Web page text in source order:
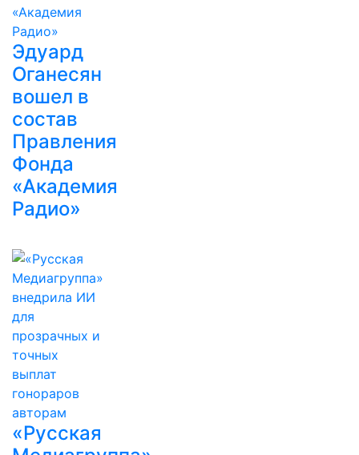
Эдуард
Оганесян
вошел в
состав
Правления
Фонда
«Академия
Радио»
«Русская